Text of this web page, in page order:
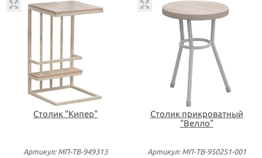
Столик "Кипер"
Артикул: МП-ТВ-949313
Столик прикроватный
"Велло"
Артикул: МП-ТВ-950251-001